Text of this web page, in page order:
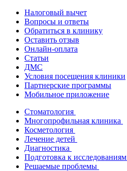
Налоговый вычет
Вопросы и ответы
Обратиться в клинику
Оставить отзыв
Онлайн-оплата
Статьи
ДМС
Условия посещения клиники
Партнерские программы
Мобильное приложение
Стоматология
Многопрофильная клиника
Косметология
Лечение детей
Диагностика
Подготовка к исследованиям
Решаемые проблемы